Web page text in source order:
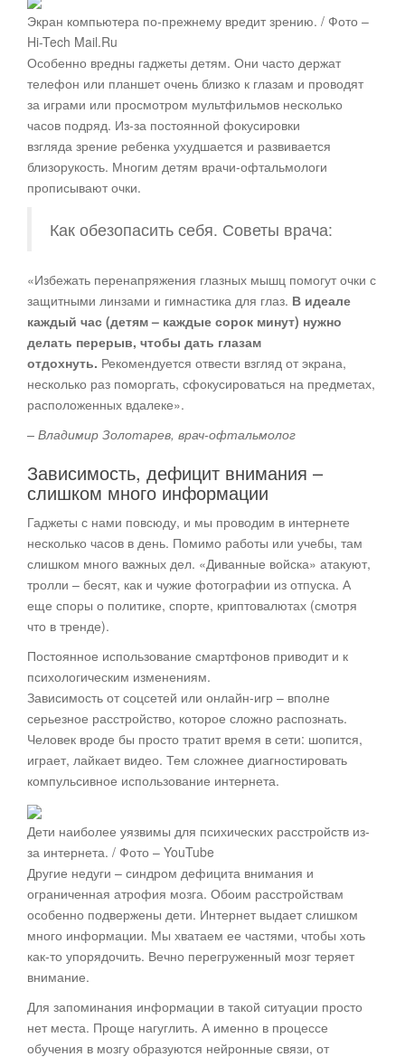
Экран компьютера по-прежнему вредит зрению. / Фото –
Hi-Tech Mail.Ru
Особенно вредны гаджеты детям. Они часто держат
телефон или планшет очень близко к глазам и проводят
за играми или просмотром мультфильмов несколько
часов подряд. Из-за постоянной фокусировки
взгляда зрение ребенка ухудшается и развивается
близорукость. Многим детям врачи-офтальмологи
прописывают очки.
Как обезопасить себя. Советы врача:
«Избежать перенапряжения глазных мышц помогут очки с
защитными линзами и гимнастика для глаз. В идеале
каждый час (детям – каждые сорок минут) нужно
делать перерыв, чтобы дать глазам
отдохнуть. Рекомендуется отвести взгляд от экрана,
несколько раз поморгать, сфокусироваться на предметах,
расположенных вдалеке».
– Владимир Золотарев, врач-офтальмолог
Зависимость, дефицит внимания –
слишком много информации
Гаджеты с нами повсюду, и мы проводим в интернете
несколько часов в день. Помимо работы или учебы, там
слишком много важных дел. «Диванные войска» атакуют,
тролли – бесят, как и чужие фотографии из отпуска. А
еще споры о политике, спорте, криптовалютах (смотря
что в тренде).
Постоянное использование смартфонов приводит и к
психологическим изменениям.
Зависимость от соцсетей или онлайн-игр – вполне
серьезное расстройство, которое сложно распознать.
Человек вроде бы просто тратит время в сети: шопится,
играет, лайкает видео. Тем сложнее диагностировать
компульсивное использование интернета.
Дети наиболее уязвимы для психических расстройств из-
за интернета. / Фото – YouTube
Другие недуги – синдром дефицита внимания и
ограниченная атрофия мозга. Обоим расстройствам
особенно подвержены дети. Интернет выдает слишком
много информации. Мы хватаем ее частями, чтобы хоть
как-то упорядочить. Вечно перегруженный мозг теряет
внимание.
Для запоминания информации в такой ситуации просто
нет места. Проще нагуглить. А именно в процессе
обучения в мозгу образуются нейронные связи, от